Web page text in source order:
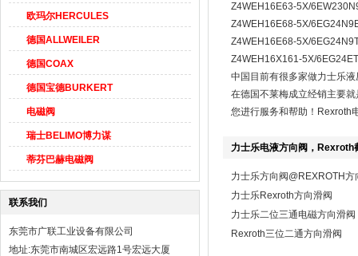
欧玛尔HERCULES
德国ALLWEILER
德国COAX
德国宝德BURKERT
电磁阀
瑞士BELIMO博力谋
蒂芬巴赫电磁阀
联系我们
东莞市广联工业设备有限公司
地址:东莞市南城区宏远路1号宏远大厦
Z4WEH16E63-5X/
Z4WEH16E68-5X/
Z4WEH16E68-5X/
Z4WEH16X161-5X/
中国目前有很多家做力士乐
在德国不莱梅成立经销主要
您进行服务和帮助！Rexroth
力士乐电液方向阀，Rexroth
力士乐方向阀@REXROTH方
力士乐Rexroth方向滑阀
力士乐二位三通电磁方向滑阀
Rexroth三位二通方向滑阀